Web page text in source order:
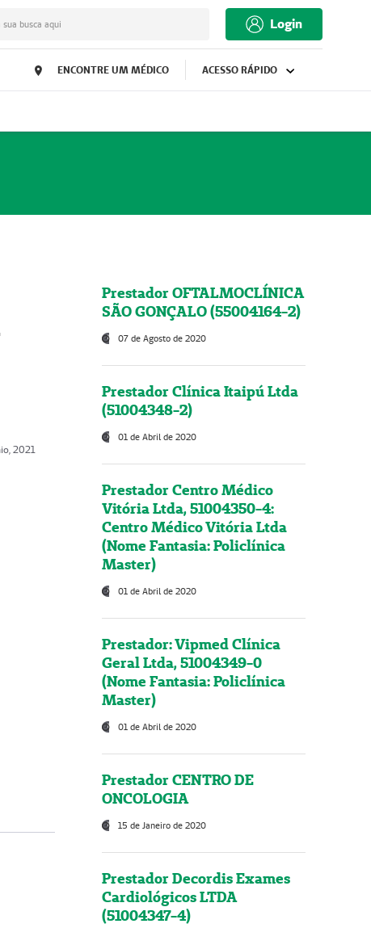
sua busca aqui Login
ENCONTRE UM MÉDICO ACESSO RÁPIDO
2021
Prestador OFTALMOCLÍNICA
SÃO GONÇALO (55004164-2)
07 de Agosto de 2020
Prestador Clínica Itaipú Ltda
(51004348-2)
01 de Abril de 2020
Prestador Centro Médico
Vitória Ltda, 51004350-4:
Centro Médico Vitória Ltda
(Nome Fantasia: Policlínica
Master)
01 de Abril de 2020
Prestador: Vipmed Clínica
Geral Ltda, 51004349-0
(Nome Fantasia: Policlínica
Master)
01 de Abril de 2020
Prestador CENTRO DE
ONCOLOGIA
15 de Janeiro de 2020
Prestador Decordis Exames
Cardiológicos LTDA
(51004347-4)